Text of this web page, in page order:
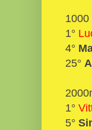
1000
1°
4°
25°
1°
5°